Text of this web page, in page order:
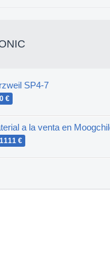
SP4-7
€
a la venta en
€